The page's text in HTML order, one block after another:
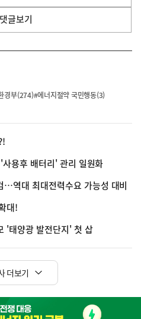
댓글보기
경부(274)#에너지절약 국민행동(3)
용후 배터리' 관리 일원화
…역대 최대전력수요 가능성 대비
대!
'태양광 발전단지' 첫 삽
더보기